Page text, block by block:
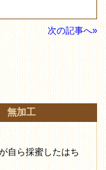
次の記事へ»
加工
自ら採蜜したはち